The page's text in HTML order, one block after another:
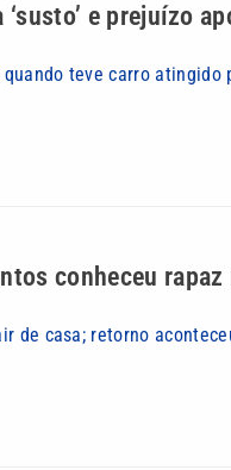
e prejuízo
teve carro atingido
conheceu rapaz
de casa; retorno